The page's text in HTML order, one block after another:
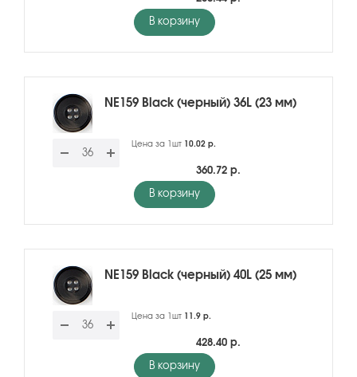
В корзину
NE159 Black (черный) 36L (23 мм)
Цена за 1шт 10.02 р.
360.72 р.
В корзину
NE159 Black (черный) 40L (25 мм)
Цена за 1шт 11.9 р.
428.40 р.
В корзину